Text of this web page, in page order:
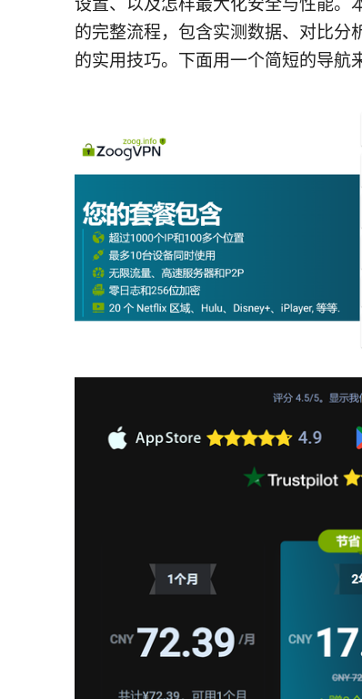
的完整流程，包含实测数据、对比分
的实用技巧。下面用一个简短的导航